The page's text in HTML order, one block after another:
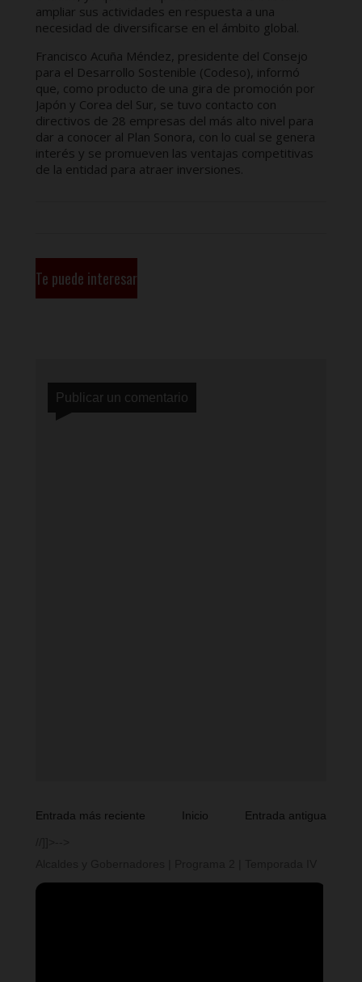
ampliar sus actividades en respuesta a una
necesidad de diversificarse en el ámbito global.
Francisco Acuña Méndez, presidente del Consejo
para el Desarrollo Sostenible (Codeso), informó
que, como producto de una gira de promoción por
Japón y Corea del Sur, se tuvo contacto con
directivos de 28 empresas del más alto nivel para
dar a conocer al Plan Sonora, con lo cual se genera
interés y se promueven las ventajas competitivas
de la entidad para atraer inversiones.
Te puede interesar
Publicar un comentario
Entrada más reciente Entrada antigua
Inicio